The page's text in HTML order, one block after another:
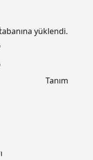
yüklendi.
Tanım